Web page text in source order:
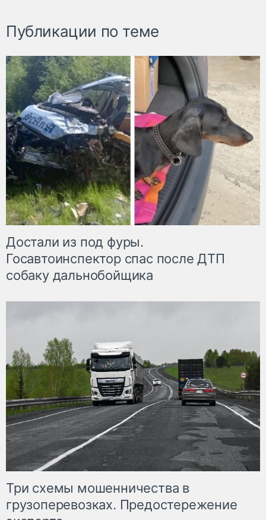
Публикации по теме
Достали из под фуры.
Госавтоинспектор спас после ДТП
собаку дальнобойщика
Три схемы мошенничества в
грузоперевозках. Предостережение